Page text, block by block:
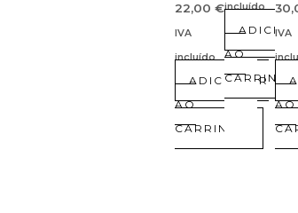
22,00€
IVA
incluído
ADICIONAR
AO
CARRINHO
incluído
AO
CARRINHO
IVA
AO